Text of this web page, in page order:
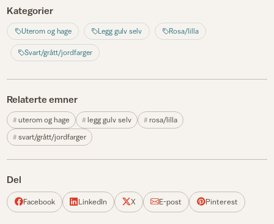
Kategorier
Uterom og hage Legg gulv selv Rosa/lilla
Svart/grått/jordfarger
Relaterte emner
uterom og hage legg gulv selv
rosa/lilla
svart/grått/jordfarger
Del
Facebook LinkedIn X E-post Pinterest